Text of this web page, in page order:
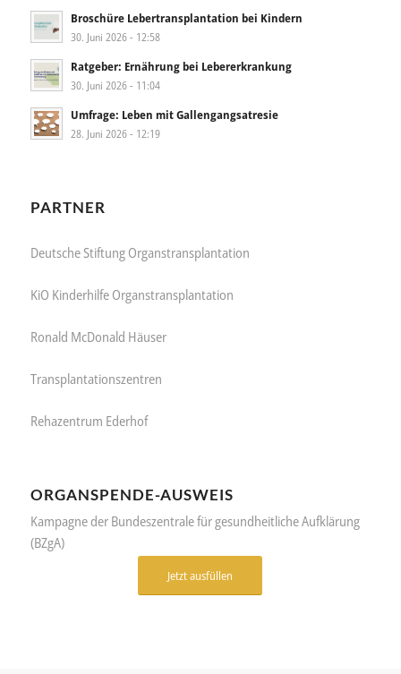
Broschüre Lebertransplantation bei Kindern
30. Juni 2026 - 12:58
Ratgeber: Ernährung bei Lebererkrankung
30. Juni 2026 - 11:04
Umfrage: Leben mit Gallengangsatresie
28. Juni 2026 - 12:19
PARTNER
Deutsche Stiftung Organstransplantation
KiO Kinderhilfe Organstransplantation
Ronald McDonald Häuser
Transplantationszentren
Rehazentrum Ederhof
ORGANSPENDE-AUSWEIS
Kampagne der Bundeszentrale für gesundheitliche Aufklärung
(BZgA)
Jetzt ausfüllen